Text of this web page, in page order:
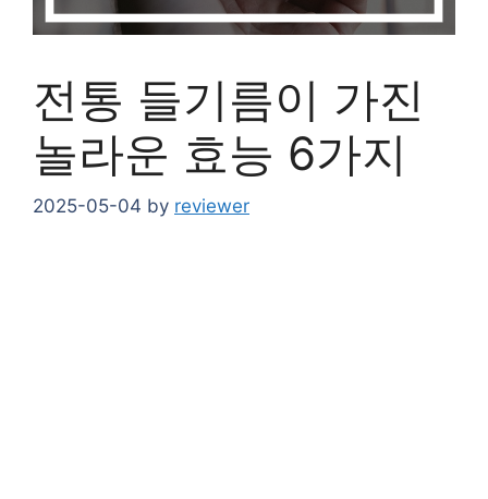
전통 들기름이 가진
놀라운 효능 6가지
2025-05-04 by reviewer